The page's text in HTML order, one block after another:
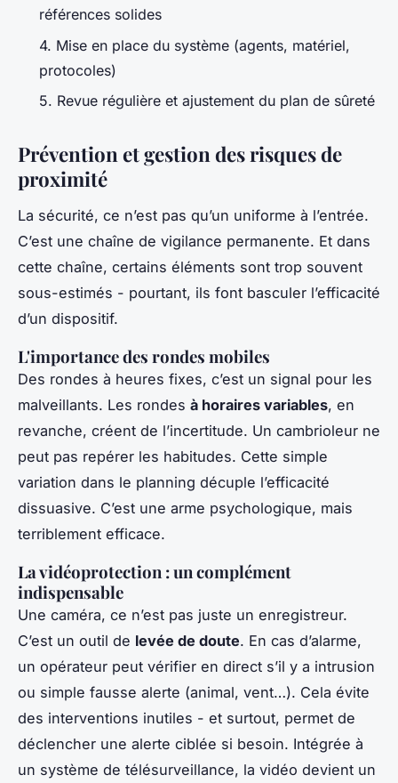
références solides
4. Mise en place du système (agents, matériel,
protocoles)
5. Revue régulière et ajustement du plan de sûreté
Prévention et gestion des risques de
proximité
La sécurité, ce n’est pas qu’un uniforme à l’entrée.
C’est une chaîne de vigilance permanente. Et dans
cette chaîne, certains éléments sont trop souvent
sous-estimés - pourtant, ils font basculer l’efficacité
d’un dispositif.
L'importance des rondes mobiles
Des rondes à heures fixes, c’est un signal pour les
malveillants. Les rondes à horaires variables, en
revanche, créent de l’incertitude. Un cambrioleur ne
peut pas repérer les habitudes. Cette simple
variation dans le planning décuple l’efficacité
dissuasive. C’est une arme psychologique, mais
terriblement efficace.
La vidéoprotection : un complément
indispensable
Une caméra, ce n’est pas juste un enregistreur.
C’est un outil de levée de doute. En cas d’alarme,
un opérateur peut vérifier en direct s’il y a intrusion
ou simple fausse alerte (animal, vent…). Cela évite
des interventions inutiles - et surtout, permet de
déclencher une alerte ciblée si besoin. Intégrée à
un système de télésurveillance, la vidéo devient un